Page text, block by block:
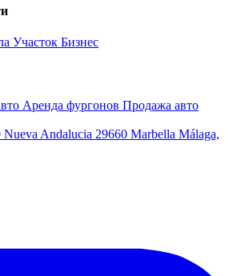
Участок Бизнес
Аренда фургонов Продажа авто
Nueva Andalucia 29660 Marbella Málaga,